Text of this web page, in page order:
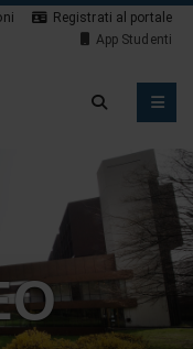
Registrati al portale
App Studenti